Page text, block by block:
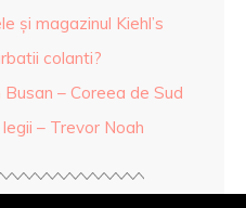
și magazinul Kiehl’s
colanti?
– Coreea de Sud
– Trevor Noah